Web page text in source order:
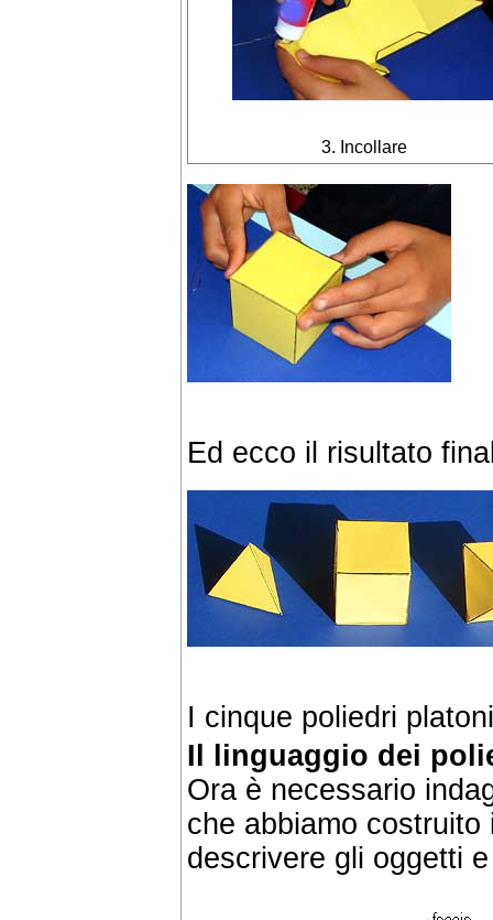
3. Incollare
Ed ecco il risultato
I cinque poliedri
Il linguaggio dei
Ora è necessario
che abbiamo
descrivere gli oggetti